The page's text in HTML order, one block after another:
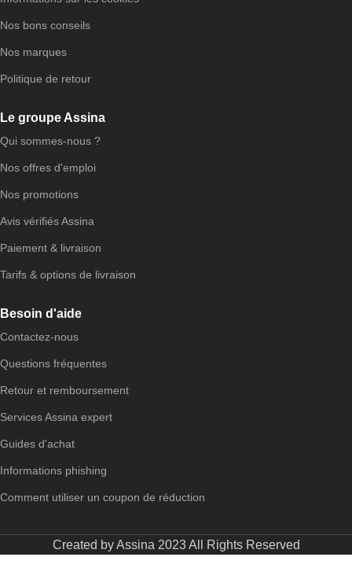
Besoin d'aide
Contactez-nous
Questions fréquentes
Retour et remboursement
Services Assina expert
Guides d'achat
Informations phishing
Comment utiliser un coupon de réduction
Le groupe Assina
Qui sommes-nous ?
Nos offres d'emploi
Nos promotions
Avis vérifiés Assina
Paiement & livraison
Tarifs & options de livraison
Nos bons conseils
Nos marques
Politique de retour
Created by Assina 2023 All Rights Reserved